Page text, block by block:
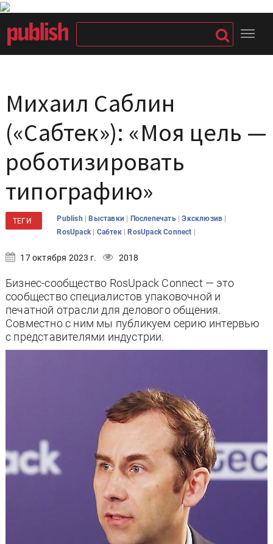
Михаил Саблин
(«Сабтек»): «Моя цель —
роботизировать
типографию»
ТЕГИ Publish |Выставки | Послепечать |Эксклюзив |
RosUpack | Сабтек |RosUpack Connect |
17 октября 2023 г. 2018
Бизнес-сообщество RosUpack Connect — это
сообщество специалистов упаковочной и
печатной отрасли для делового общения.
Совместно с ним мы публикуем серию интервью
с представителями индустрии.